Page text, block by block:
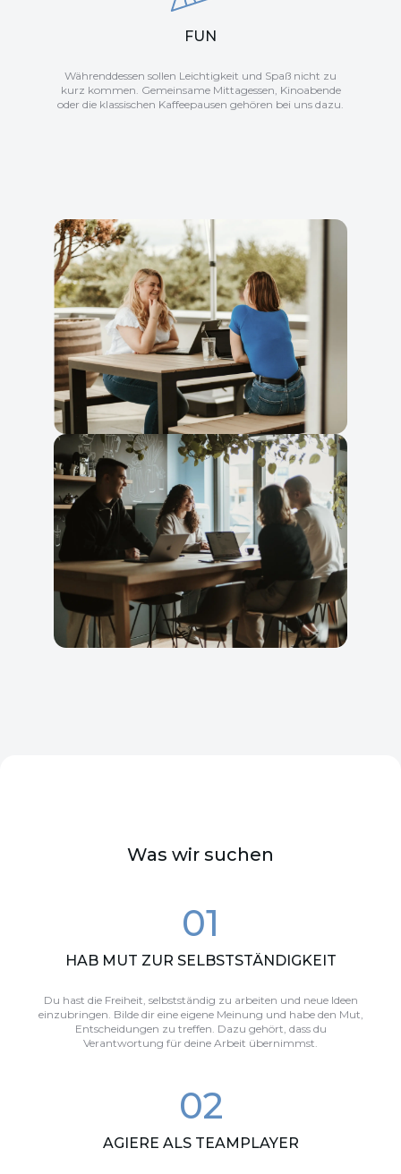
FUN
Währenddessen sollen Leichtigkeit und Spaß nicht zu
kurz kommen. Gemeinsame Mittagessen, Kinoabende
oder die klassischen Kaffeepausen gehören bei uns dazu.
Was wir suchen
01
HAB MUT ZUR SELBSTSTÄNDIGKEIT
Du hast die Freiheit, selbstständig zu arbeiten und neue Ideen
einzubringen. Bilde dir eine eigene Meinung und habe den Mut,
Entscheidungen zu treffen. Dazu gehört, dass du
Verantwortung für deine Arbeit übernimmst.
02
AGIERE ALS TEAMPLAYER